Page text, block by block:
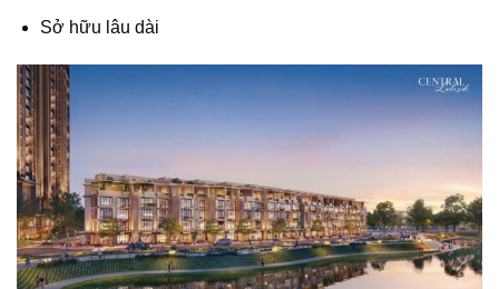
Sở hữu lâu dài